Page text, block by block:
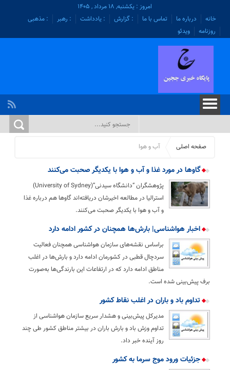
امروز : یکشنبه, ۱۸ مرداد , ۱۴۰۵
خانه
درباره ما تماس با ما : گزارش : یادداشت : رهبر
: مذهبی
روزنامه
ویدئو
صفحه اصلی آب و هوا
گاوها در مورد غذا و آب و هوا با یکدیگر صحبت می‌کنند
پژوهشگران “دانشگاه سیدنی”(University of Sydney)
استرالیا در مطالعه اخیرشان دریافته‌اند گاوها هم درباره غذا
و آب و هوا با یکدیگر صحبت می‌کنند.
اخبار هواشناسی| بارش‌ها همچنان در کشور ادامه دارد
براساس نقشه‌های سازمان هواشناسی همچنان فعالیت
سردچال قطبی در کشورمان ادامه دارد و بارش‌ها در اغلب
مناطق ادامه دارد که در ارتفاعات این بارندگی‌ها به‌صورت
برف پیش‌بینی شده است.
تداوم باد و باران در اغلب نقاط کشور
مدیرکل پیش‌بینی و هشدار سریع سازمان هواشناسی از
تداوم وزش باد و بارش باران در بیشتر مناطق کشور طی چند
روز آینده خبر داد.
جزئیات ورود موج سرما به‌ ‌کشور